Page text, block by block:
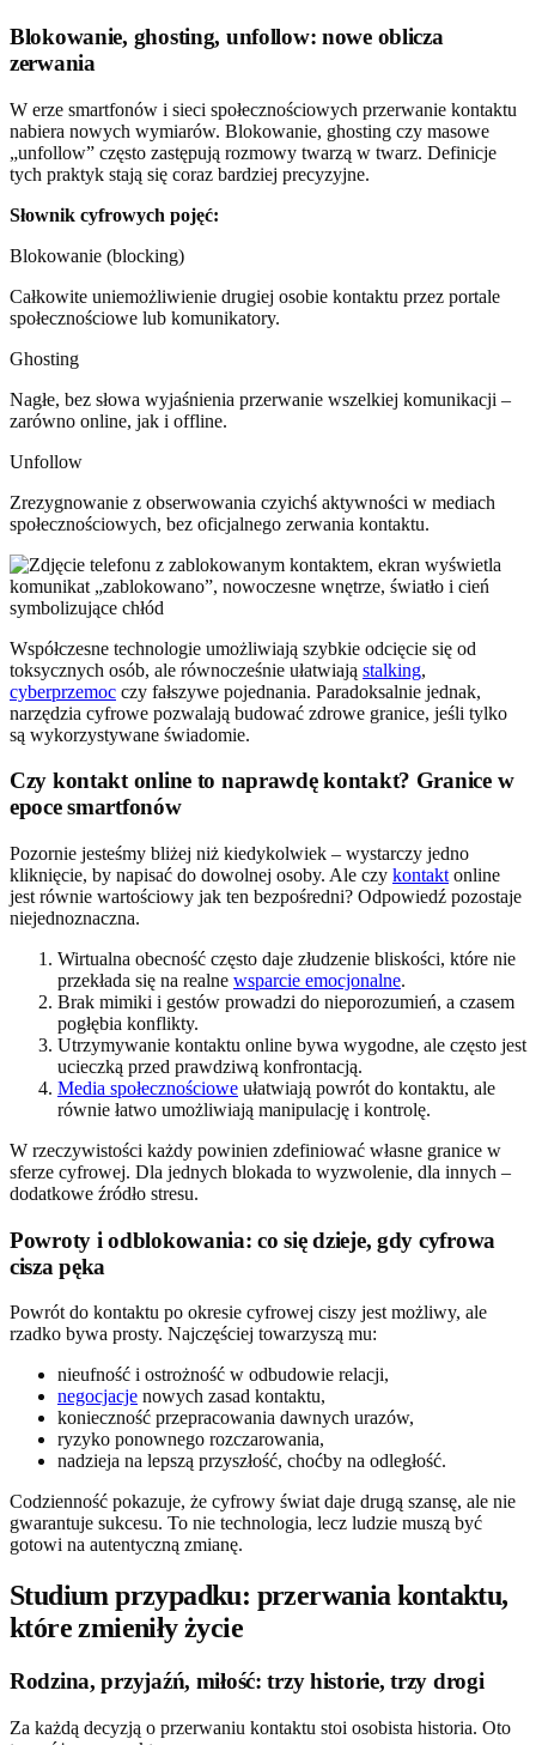
Blokowanie, ghosting, unfollow: nowe oblicza
zerwania
W erze smartfonów i sieci społecznościowych przerwanie kontaktu
nabiera nowych wymiarów. Blokowanie, ghosting czy masowe
„unfollow” często zastępują rozmowy twarzą w twarz. Definicje
tych praktyk stają się coraz bardziej precyzyjne.
Słownik cyfrowych pojęć:
Blokowanie (blocking)
Całkowite uniemożliwienie drugiej osobie kontaktu przez portale
społecznościowe lub komunikatory.
Ghosting
Nagłe, bez słowa wyjaśnienia przerwanie wszelkiej komunikacji –
zarówno online, jak i offline.
Unfollow
Zrezygnowanie z obserwowania czyichś aktywności w mediach
społecznościowych, bez oficjalnego zerwania kontaktu.
Współczesne technologie umożliwiają szybkie odcięcie się od
toksycznych osób, ale równocześnie ułatwiają stalking,
cyberprzemoc czy fałszywe pojednania. Paradoksalnie jednak,
narzędzia cyfrowe pozwalają budować zdrowe granice, jeśli tylko
są wykorzystywane świadomie.
Czy kontakt online to naprawdę kontakt? Granice w
epoce smartfonów
Pozornie jesteśmy bliżej niż kiedykolwiek – wystarczy jedno
kliknięcie, by napisać do dowolnej osoby. Ale czy kontakt online
jest równie wartościowy jak ten bezpośredni? Odpowiedź pozostaje
niejednoznaczna.
Wirtualna obecność często daje złudzenie bliskości, które nie
przekłada się na realne wsparcie emocjonalne.
Brak mimiki i gestów prowadzi do nieporozumień, a czasem
pogłębia konflikty.
Utrzymywanie kontaktu online bywa wygodne, ale często jest
ucieczką przed prawdziwą konfrontacją.
Media społecznościowe ułatwiają powrót do kontaktu, ale
równie łatwo umożliwiają manipulację i kontrolę.
W rzeczywistości każdy powinien zdefiniować własne granice w
sferze cyfrowej. Dla jednych blokada to wyzwolenie, dla innych –
dodatkowe źródło stresu.
Powroty i odblokowania: co się dzieje, gdy cyfrowa
cisza pęka
Powrót do kontaktu po okresie cyfrowej ciszy jest możliwy, ale
rzadko bywa prosty. Najczęściej towarzyszą mu:
nieufność i ostrożność w odbudowie relacji,
negocjacje nowych zasad kontaktu,
konieczność przepracowania dawnych urazów,
ryzyko ponownego rozczarowania,
nadzieja na lepszą przyszłość, choćby na odległość.
Codzienność pokazuje, że cyfrowy świat daje drugą szansę, ale nie
gwarantuje sukcesu. To nie technologia, lecz ludzie muszą być
gotowi na autentyczną zmianę.
Studium przypadku: przerwania kontaktu,
które zmieniły życie
Rodzina, przyjaźń, miłość: trzy historie, trzy drogi
Za każdą decyzją o przerwaniu kontaktu stoi osobista historia. Oto